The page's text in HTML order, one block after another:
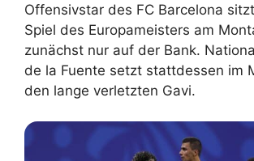
Offensivstar des FC Barcelona
Spiel des Europameisters am
zunächst nur auf der Bank.
de la Fuente setzt stattdessen im
den lange verletzten Gavi.